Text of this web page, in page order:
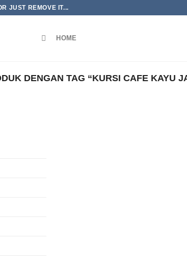
JUST REMOVE IT...
HOME
DENGAN TAG “KURSI CAFE KAYU